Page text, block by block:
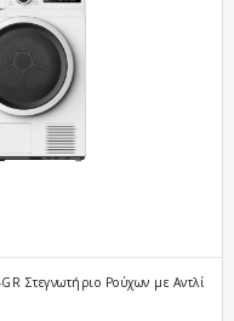
Στεγνωτήριο Ρούχων με Αντλία